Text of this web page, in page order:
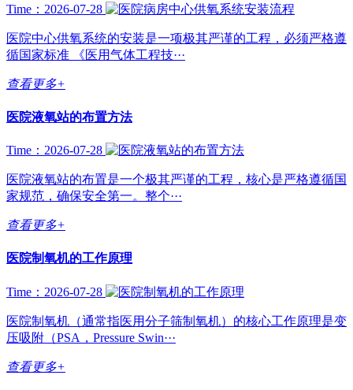
Time：2026-07-28
医院中心供氧系统的安装是一项极其严谨的工程，必须严格遵
循国家标准 《医用气体工程技···
查看更多+
医院液氧站的布置方法
Time：2026-07-28
医院液氧站的布置是一个极其严谨的工程，核心是严格遵循国
家规范，确保安全第一。整个···
查看更多+
医院制氧机的工作原理
Time：2026-07-28
医院制氧机（通常指医用分子筛制氧机）的核心工作原理是变
压吸附（PSA，Pressure Swin···
查看更多+